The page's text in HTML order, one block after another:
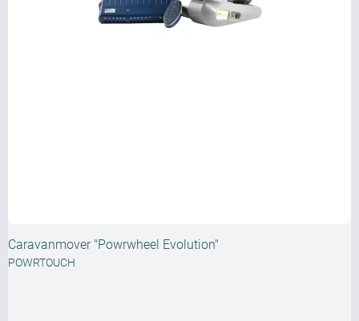
Caravanmover "Powrwheel Evolution"
POWRTOUCH